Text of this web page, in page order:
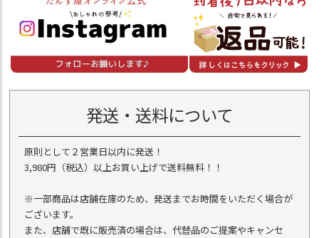
発送・送料について
原則として２営業日以内に発送！
3,980円（税込）以上お買い上げで送料無料！！
※一部商品は店舗在庫のため、発送までお時間をいただく場合が
ございます。
また、店舗で既に販売済の場合は、代替品のご提案やキャンセ